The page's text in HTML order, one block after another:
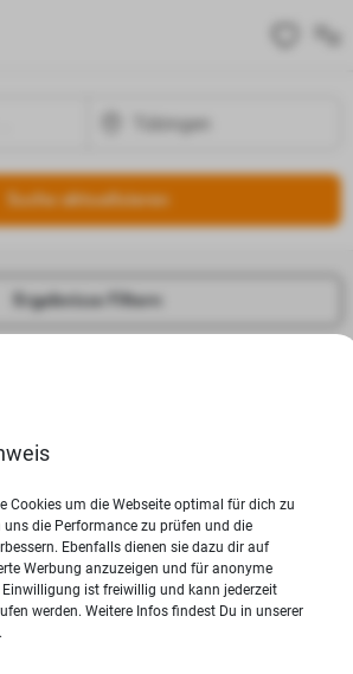
Suche aktualisieren
Ergebnisse Filtern
in Tübingen ergab leider keine
Cookies um die Webseite optimal für dich zu
uns die Performance zu prüfen und die
Ebenfalls dienen sie dazu dir auf
Werbung anzuzeigen und für anonyme
Einwilligung ist freiwillig und kann jederzeit
werden. Weitere Infos findest Du in unserer
.